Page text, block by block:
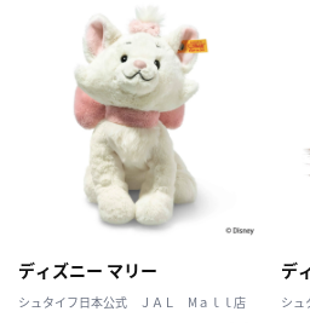
ディズニー マリー
シュタイフ日本公式 ＪＡＬ Mａｌｌ店
デ
シ